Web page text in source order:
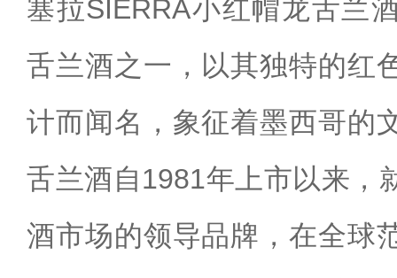
塞拉SIERRA小红帽龙舌兰
舌兰酒之一，以其独特的红
计而闻名，象征着墨西哥的
舌兰酒自1981年上市以来，
酒市场的领导品牌，在全球